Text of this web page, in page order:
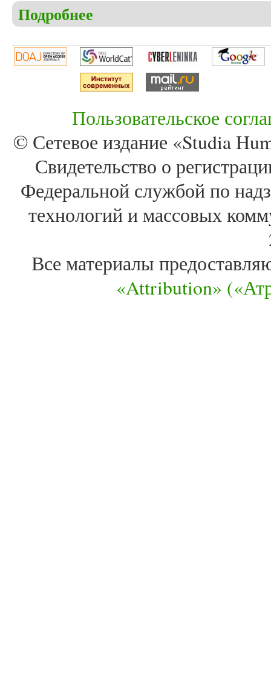
Подробнее
Пользовательское
© Сетевое издание «Studia
Свидетельство о
Федеральной службой по
технологий и массовых
Все материалы
«Attribution»